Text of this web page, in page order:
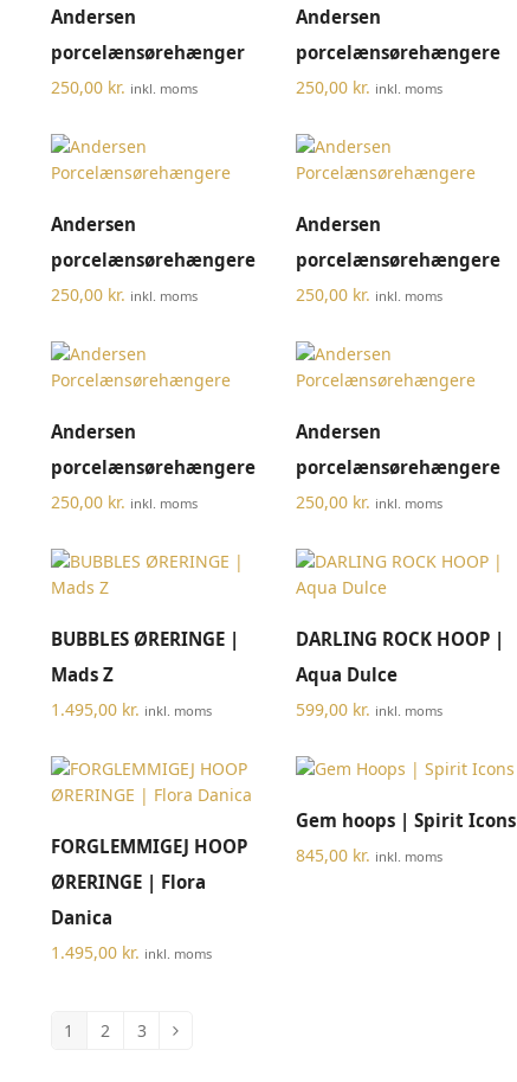
Andersen
porcelænsørehænger
250,00 kr. inkl. moms
Andersen
porcelænsørehængere
250,00 kr. inkl. moms
Andersen
porcelænsørehængere
250,00 kr. inkl. moms
Andersen
porcelænsørehængere
250,00 kr. inkl. moms
Andersen
porcelænsørehængere
250,00 kr. inkl. moms
Andersen
porcelænsørehængere
250,00 kr. inkl. moms
BUBBLES ØRERINGE |
Mads Z
1.495,00 kr. inkl. moms
DARLING ROCK HOOP |
Aqua Dulce
599,00 kr. inkl. moms
FORGLEMMIGEJ HOOP
ØRERINGE | Flora
Danica
1.495,00 kr. inkl. moms
Gem hoops | Spirit Icons
845,00 kr. inkl. moms
1 2 3